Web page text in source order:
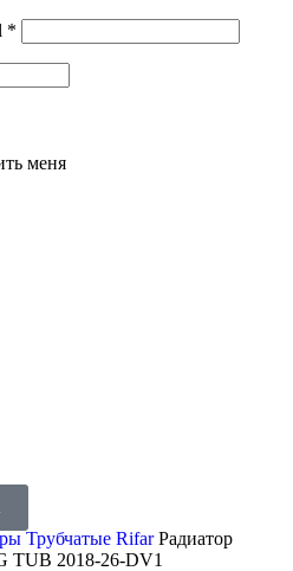
*
меня
Трубчатые RifarРадиатор
TUB 2018-26-DV1